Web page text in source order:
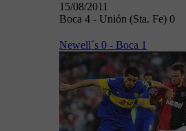
15/08/2011
Boca 4 - Unión (Sta. Fe) 0
Newell´s 0 - Boca 1